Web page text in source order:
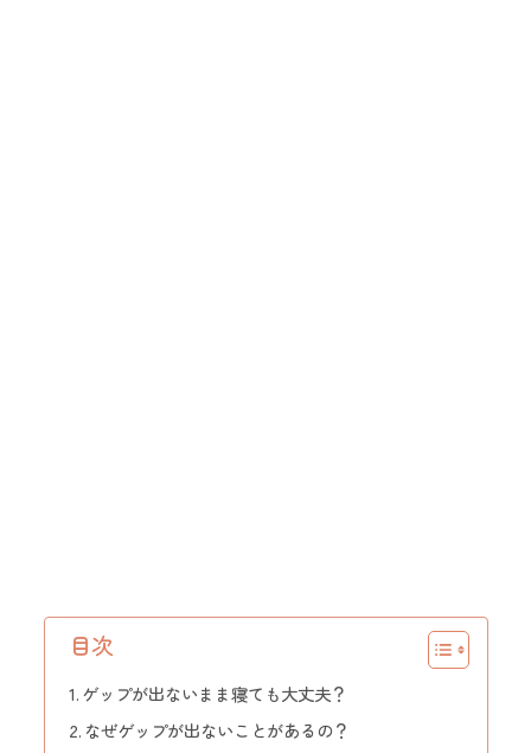
目次
ゲップが出ないまま寝ても大丈夫？
なぜゲップが出ないことがあるの？